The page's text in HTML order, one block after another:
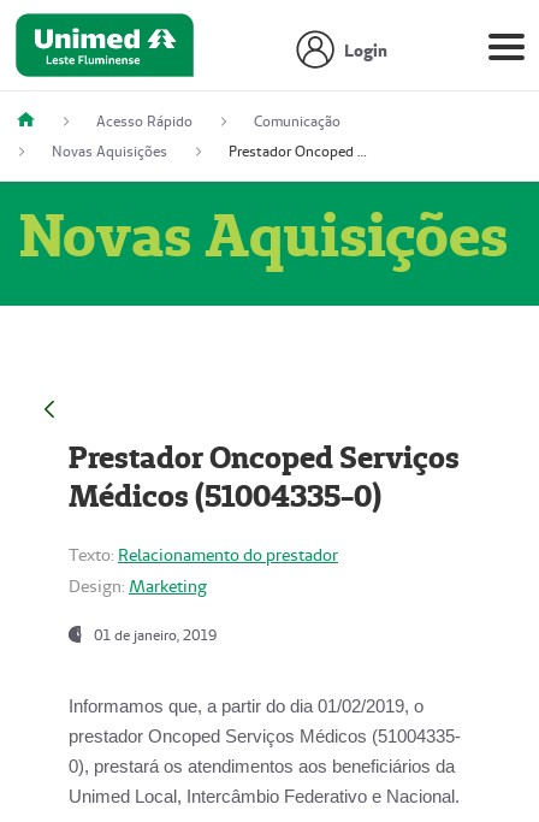
Login
Acesso Rápido
Comunicação
Novas Aquisições
Prestador Oncoped Serviços Médicos (51004335-0)
Novas Aquisições
Prestador Oncoped Serviços
Médicos (51004335-0)
Texto: Relacionamento do prestador
Design: Marketing
01 de janeiro, 2019
Informamos que, a partir do dia 01/02/2019, o
prestador Oncoped Serviços Médicos (51004335-
0), prestará os atendimentos aos beneficiários da
Unimed Local, Intercâmbio Federativo e Nacional.